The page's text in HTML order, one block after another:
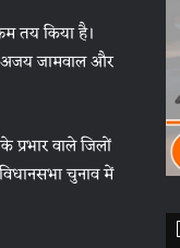
तय किया है।
अजय जामवाल और
वाले जिलों
चुनाव में